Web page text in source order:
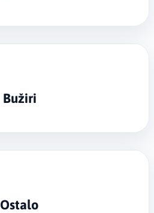
Bužiri
Ostalo